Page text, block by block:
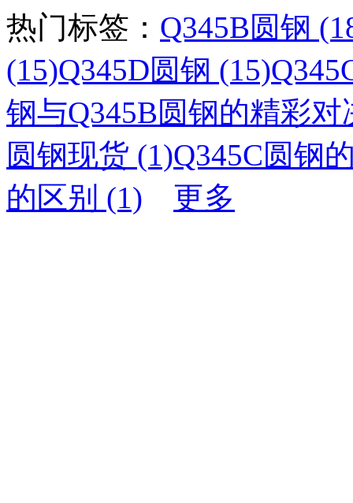
热门标签： Q345B圆钢
(15)Q345D圆钢 (15)
钢与Q345B圆钢的精彩对
圆钢现货 (1)Q345C圆钢
的区别 (1)
更多